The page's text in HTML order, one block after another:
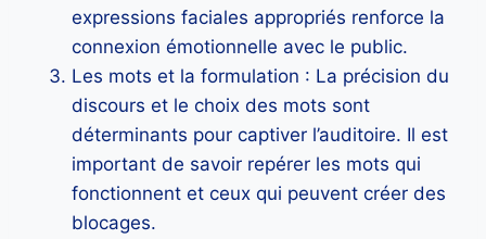
expressions faciales appropriés renforce la
connexion émotionnelle avec le public.
Les mots et la formulation : La précision du
discours et le choix des mots sont
déterminants pour captiver l’auditoire. Il est
important de savoir repérer les mots qui
fonctionnent et ceux qui peuvent créer des
blocages.